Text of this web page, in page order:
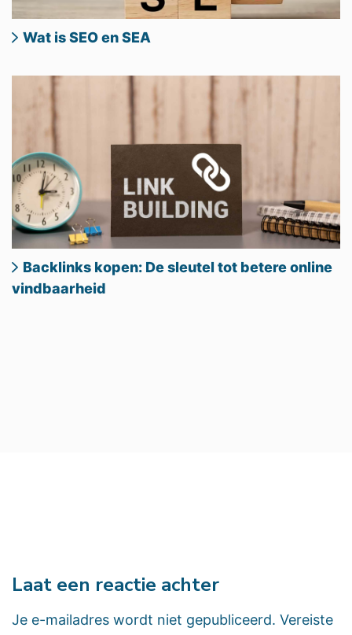
Wat is SEO en SEA
Backlinks kopen: De sleutel tot betere online
vindbaarheid
Laat een reactie achter
Je e-mailadres wordt niet gepubliceerd. Vereiste